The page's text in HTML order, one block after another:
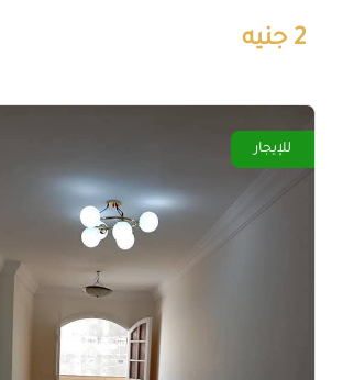
2 جنيه
للإيجار